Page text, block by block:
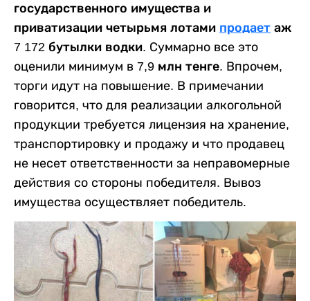
государственного имущества и
приватизации четырьмя лотами продает аж
7 172 бутылки водки. Суммарно все это
оценили минимум в 7,9 млн тенге. Впрочем,
торги идут на повышение. В примечании
говорится, что для реализации алкогольной
продукции требуется лицензия на хранение,
транспортировку и продажу и что продавец
не несет ответственности за неправомерные
действия со стороны победителя. Вывоз
имущества осуществляет победитель.